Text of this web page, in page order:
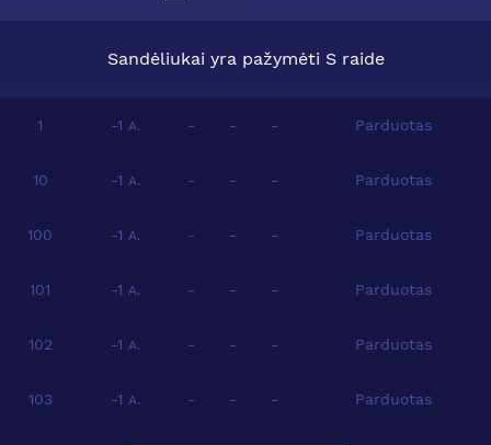
Sandėliukai yra pažymėti S raide
1 -1 A. - - - Parduotas
10 -1 A. - - - Parduotas
100 -1 A. - - - Parduotas
101 -1 A. - - - Parduotas
102 -1 A. - - - Parduotas
103 -1 A. - - - Parduotas